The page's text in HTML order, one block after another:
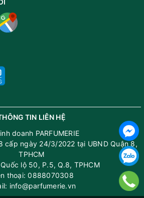
TIN LIÊN HỆ
doanh PARFUMERIE
cấp ngày 24/3/2022 tại UBND Quận 8,
TPHCM
lộ 50, P.5, Q.8, TPHCM
thoại: 0888070308
info@parfumerie.vn